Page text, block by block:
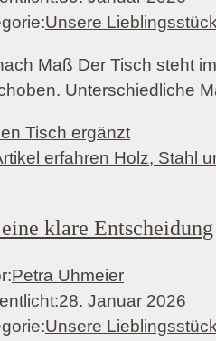
Unsere
Maß Der Tisch steht
Unterschiedliche
Tisch ergänzt
klare Entscheidung
Petra Uhmeier
28. Januar 2026
Unsere